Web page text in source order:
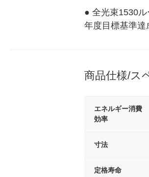
● 全光束1530
年度目標基準
商品仕様/ス
エネルギー消費
効率
寸法
定格寿命